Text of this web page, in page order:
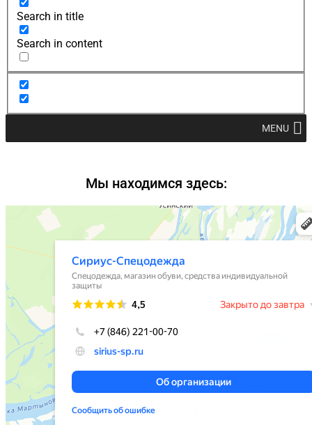
Search in title
Search in content
MENU
Мы находимся здесь: